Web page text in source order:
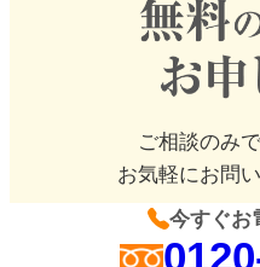
ご相談のみ
お気軽にお問
今すぐお